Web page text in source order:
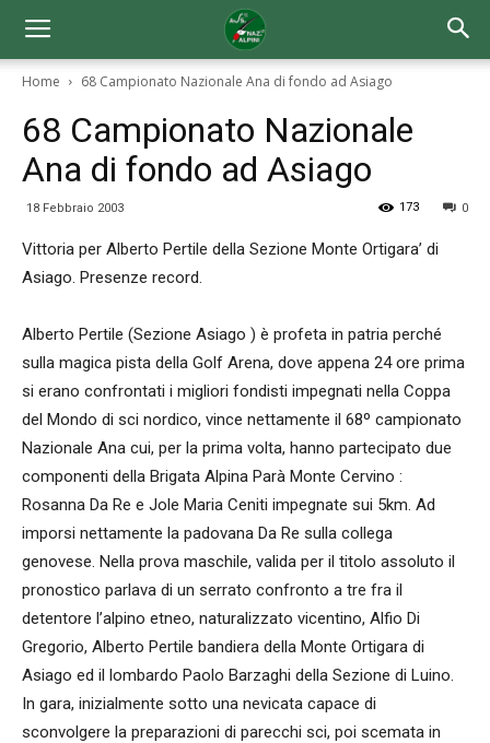
Home 68 Campionato Nazionale Ana di fondo ad Asiago
68 Campionato Nazionale
Ana di fondo ad Asiago
18 Febbraio 2003 0
173
Vittoria per Alberto Pertile della Sezione Monte Ortigara’ di
Asiago. Presenze record.
Alberto Pertile (Sezione Asiago ) è profeta in patria perché
sulla magica pista della Golf Arena, dove appena 24 ore prima
si erano confrontati i migliori fondisti impegnati nella Coppa
del Mondo di sci nordico, vince nettamente il 68º campionato
Nazionale Ana cui, per la prima volta, hanno partecipato due
componenti della Brigata Alpina Parà Monte Cervino :
Rosanna Da Re e Jole Maria Ceniti impegnate sui 5km. Ad
imporsi nettamente la padovana Da Re sulla collega
genovese. Nella prova maschile, valida per il titolo assoluto il
pronostico parlava di un serrato confronto a tre fra il
detentore l’alpino etneo, naturalizzato vicentino, Alfio Di
Gregorio, Alberto Pertile bandiera della Monte Ortigara di
Asiago ed il lombardo Paolo Barzaghi della Sezione di Luino.
In gara, inizialmente sotto una nevicata capace di
sconvolgere la preparazioni di parecchi sci, poi scemata in